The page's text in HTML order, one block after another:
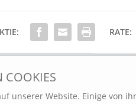
RATE:
COOKIES
unserer Website. Einige von